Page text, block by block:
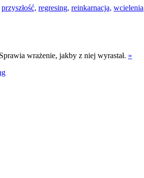
przyszłość, regresing, reinkarnacja, wcielenia
wrażenie, jakby z niej wyrastał. »